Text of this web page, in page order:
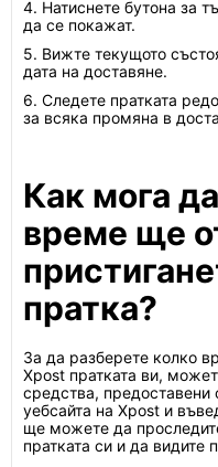
4. Натиснете бутона за
да се покажат.
5. Вижте текущото
дата на доставяне.
6. Следете пратката
за всяка промяна в
Как мога
време ще
пратка?
За да разберете колко
Xpost пратката ви,
средства, предоставени
уебсайта на Xpost и
ще можете да
пратката си и да видите